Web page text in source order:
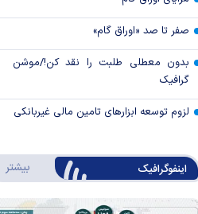
صفر تا صد «اوراق گام»
بدون معطلی طلبت را نقد کن!/موشن
گرافیک
لزوم توسعه ابزارهای تامین مالی غیربانکی
اینفوگرافیک بیشتر